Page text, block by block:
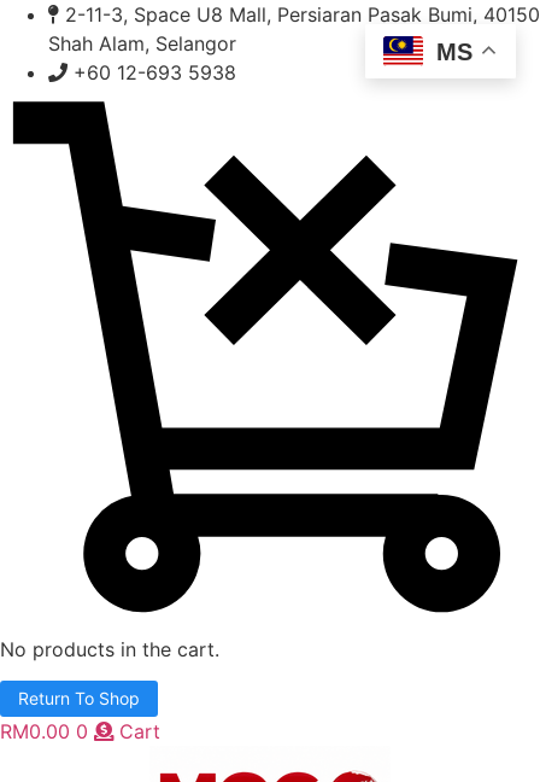
Skip
content
2-11-3, Space U8 Mall, Persiaran Pasak Bumi, 40150
Shah Alam, Selangor
+60 12-693 5938
No products in the cart.
Return To Shop
RM0.00 0 Cart
MS